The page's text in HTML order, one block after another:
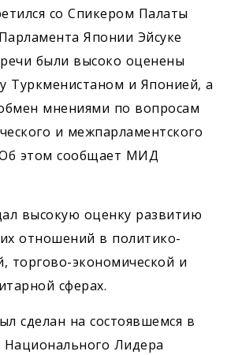
со Спикером Палаты
Японии Эйсуке
были высоко оценены
Туркменистаном и Японией, а
мнениями по вопросам
и межпарламентского
Об этом сообщает МИД
высокую оценку развитию
отношений в политико-
торгово-экономической и
сферах.
сделан на состоявшемся в
Национального Лидера